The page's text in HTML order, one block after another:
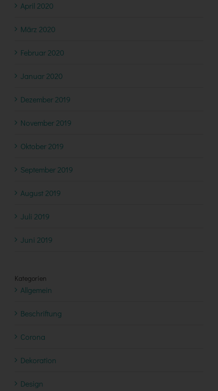
April 2020
März 2020
Februar 2020
Januar 2020
Dezember 2019
November 2019
Oktober 2019
September 2019
August 2019
Juli 2019
Juni 2019
Kategorien
Allgemein
Beschriftung
Corona
Dekoration
Design